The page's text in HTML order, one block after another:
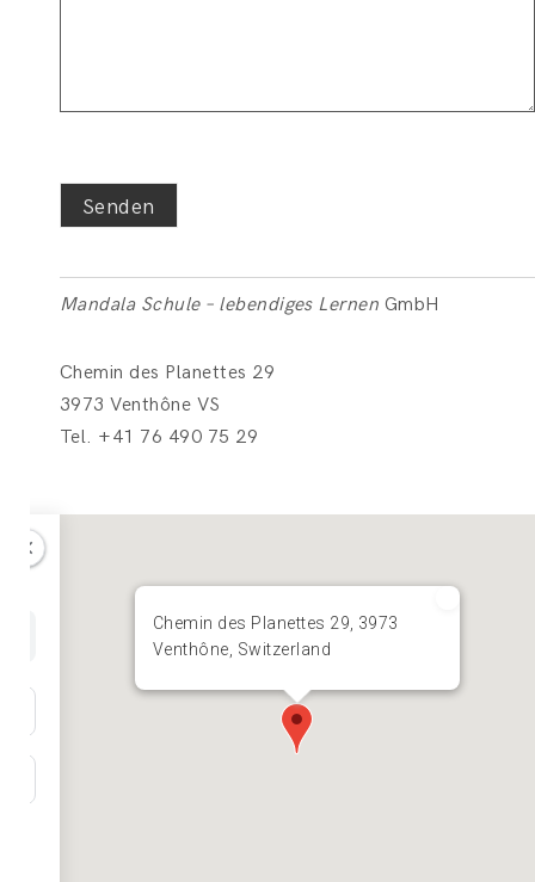
Mandala Schule – lebendiges Lernen GmbH
​Chemin des Planettes 29
3973 Venthône VS
Tel. +41 76 490 75 29
Chemin des Planettes 29, 3973
Venthône, Switzerland